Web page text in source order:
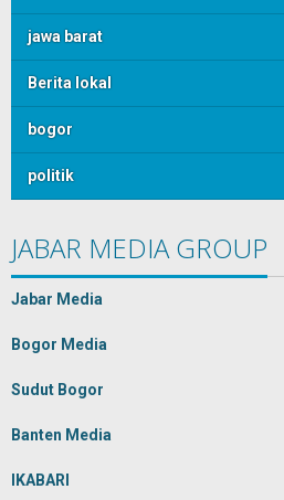
jawa barat
Berita lokal
bogor
politik
JABAR MEDIA GROUP
Jabar Media
Bogor Media
Sudut Bogor
Banten Media
IKABARI